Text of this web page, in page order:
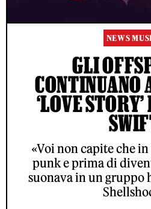
NEWS
GLI
CONTINUANO
‘LOVE
«Voi non capite che
punk e prima di
suonava in un gruppo